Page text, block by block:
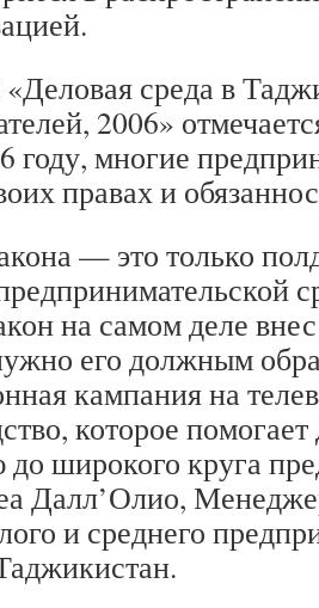
среда в
2006»
году, многие
правах и
— это только
на самом деле
его должным
кампания на
которое помогает
широкого круга
Далл’Олио,
и среднего